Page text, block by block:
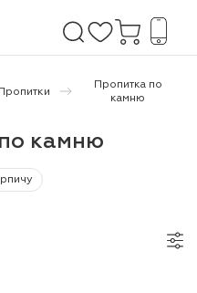
Пропитка по
камню
камню